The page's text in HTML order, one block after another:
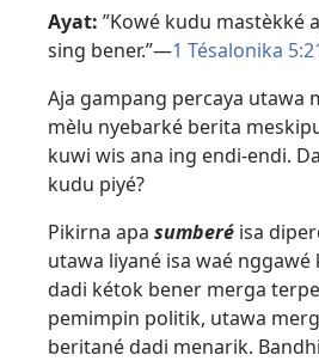
Ayat: ”Kowé kudu mastèkké
sing bener.”​—1 Tésalonika
Aja gampang percaya utawa
mèlu nyebarké berita
kuwi wis ana ing endi-endi.
kudu piyé?
Pikirna apa sumberé isa
utawa liyané isa waé
dadi kétok bener merga
pemimpin politik, utawa
beritané dadi menarik.